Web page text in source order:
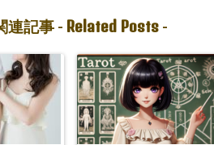
連記事 - Related Posts-